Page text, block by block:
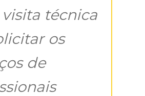
técnica
os
de